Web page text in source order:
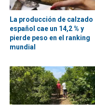
La producción de calzado
español cae un 14,2 % y
pierde peso en el ranking
mundial